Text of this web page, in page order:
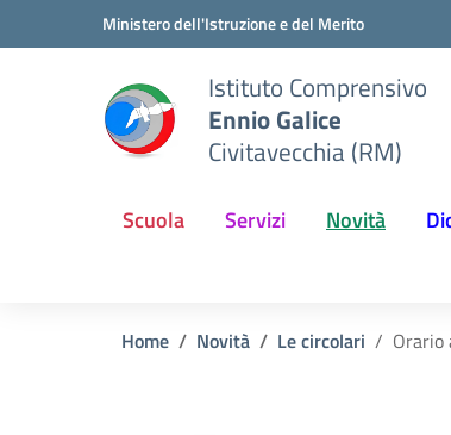
Vai ai contenuti
Vai al menu di navigazioneMinistero dell'Istruzione e del Merito
Istituto Comprensivo
Ennio Galice
Civitavecchia (RM)
Scuola Servizi Novità
Home Novità Le circolari Orario